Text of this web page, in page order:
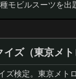
モビルスーツを出
イズ（東京メト
ズ検定。東京メト